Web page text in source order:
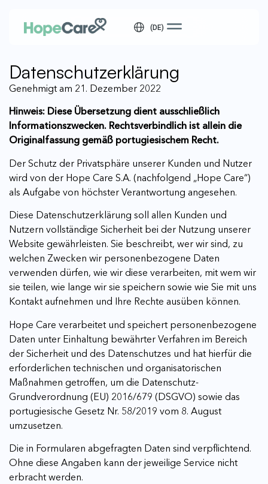
(DE)
Datenschutzerklärung
Genehmigt am 21. Dezember 2022
Hinweis: Diese Übersetzung dient ausschließlich
Informationszwecken. Rechtsverbindlich ist allein die
Originalfassung gemäß portugiesischem Recht.
Der Schutz der Privatsphäre unserer Kunden und Nutzer
wird von der Hope Care S.A. (nachfolgend „Hope Care“)
als Aufgabe von höchster Verantwortung angesehen.
Diese Datenschutzerklärung soll allen Kunden und
Nutzern vollständige Sicherheit bei der Nutzung unserer
Website gewährleisten. Sie beschreibt, wer wir sind, zu
welchen Zwecken wir personenbezogene Daten
verwenden dürfen, wie wir diese verarbeiten, mit wem wir
sie teilen, wie lange wir sie speichern sowie wie Sie mit uns
Kontakt aufnehmen und Ihre Rechte ausüben können.
Hope Care verarbeitet und speichert personenbezogene
Daten unter Einhaltung bewährter Verfahren im Bereich
der Sicherheit und des Datenschutzes und hat hierfür die
erforderlichen technischen und organisatorischen
Maßnahmen getroffen, um die Datenschutz-
Grundverordnung (EU) 2016/679 (DSGVO) sowie das
portugiesische Gesetz Nr. 58/2019 vom 8. August
umzusetzen.
Die in Formularen abgefragten Daten sind verpflichtend.
Ohne diese Angaben kann der jeweilige Service nicht
erbracht werden.